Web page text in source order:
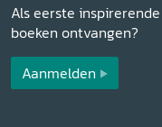
Als eerste
boeken ontvangen?
Aanmelden